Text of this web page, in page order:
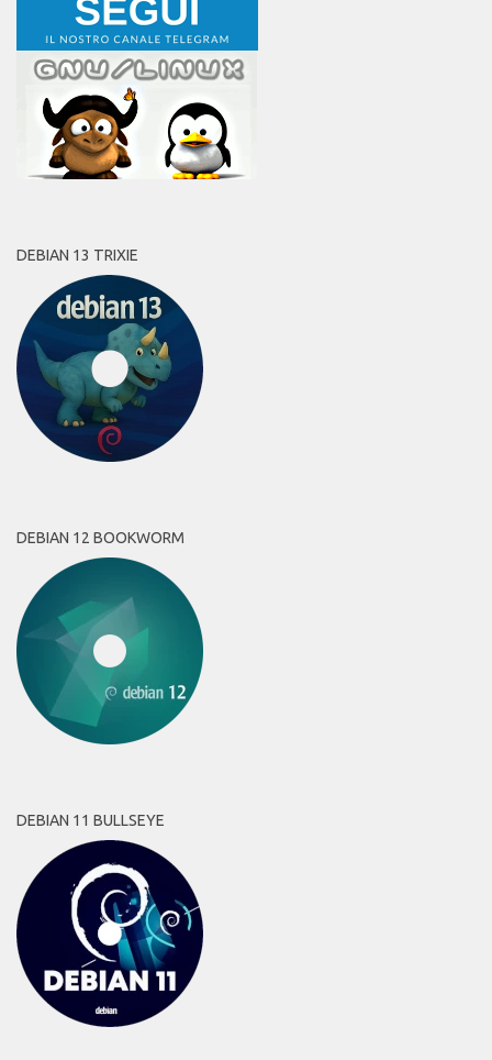
DEBIAN 13 TRIXIE
DEBIAN 12 BOOKWORM
DEBIAN 11 BULLSEYE